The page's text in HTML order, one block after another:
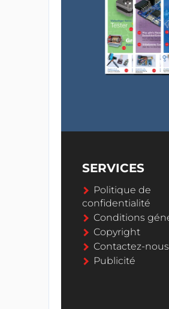
SERVICES
Politique de
confidentialité
Conditions
Copyright
Contactez-nous
Publicité